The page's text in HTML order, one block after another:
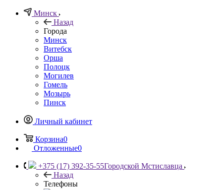
Минск
Назад
Города
Минск
Витебск
Орша
Полоцк
Могилев
Гомель
Мозырь
Пинск
Личный кабинет
Корзина0
Отложенные0
+375 (17) 392-35-55Городской Мстиславца
Назад
Телефоны